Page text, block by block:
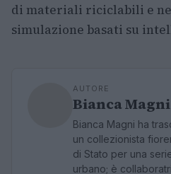
di materiali riciclabili e
simulazione basati su
AUTORE
Bianca Magni
Bianca Magni ha
un collezionista
di Stato per una
urbano; è